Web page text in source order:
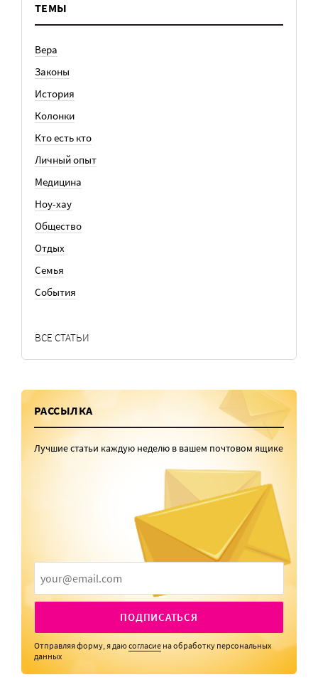
ТЕМЫ
Вера
Законы
История
Колонки
Кто есть кто
Личный опыт
Медицина
Ноу-хау
Общество
Отдых
Семья
События
ВСЕ СТАТЬИ
РАССЫЛКА
Лучшие статьи каждую неделю в вашем почтовом ящике
ПОДПИСАТЬСЯ
Отправляя форму, я даюсогласие на обработку персональных
данных